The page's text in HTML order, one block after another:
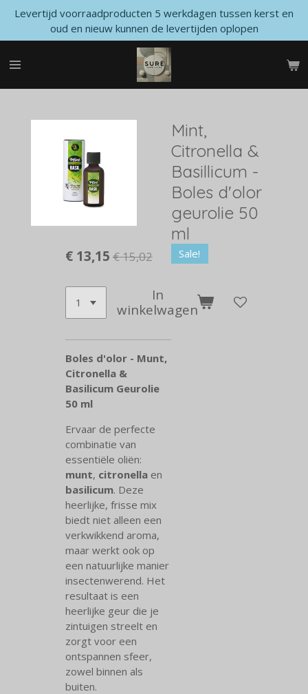
Ga
naar
de
Levertijd voorraadproducten 5 werkdagen tussen kerst en
oud en nieuw kunnen de levertijden oplopen
Mint,
Citronella &
Basillicum -
Boles d'olor
geurolie 50
ml
Sale!
€ 13,15 € 15,02
In
winkelwagen
Boles d'olor - Munt,
Citronella &
Basilicum Geurolie
50 ml
Ervaar de perfecte
combinatie van
essentiële oliën:
munt, citronellaen
basilicum. Deze
heerlijke, frisse mix
biedt niet alleen een
verkwikkend aroma,
maar werkt ook op
een natuurlijke manier
insectenwerend. Het
resultaat is een
heerlijke geur die je
zintuigen streelt en
zorgt voor een
ontspannen sfeer,
zowel binnen als
buiten.